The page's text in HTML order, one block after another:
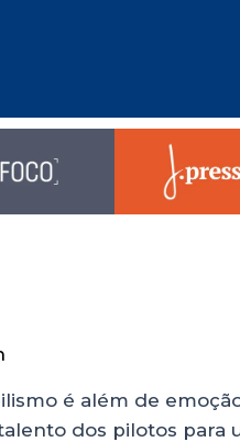
é além de
dos pilotos para